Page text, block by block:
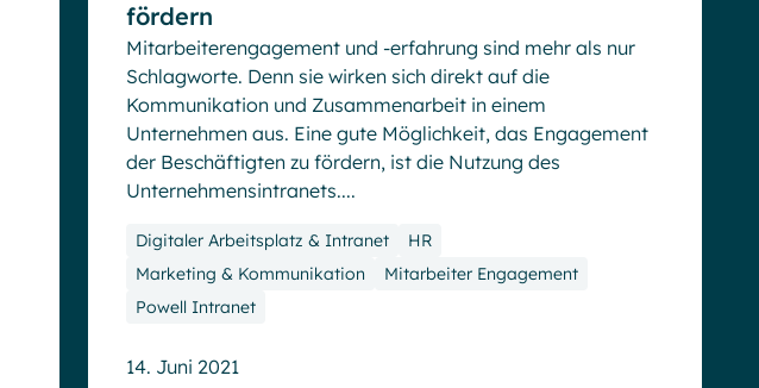
fördern
Mitarbeiterengagement und -erfahrung sind mehr als nur
Schlagworte. Denn sie wirken sich direkt auf die
Kommunikation und Zusammenarbeit in einem
Unternehmen aus. Eine gute Möglichkeit, das Engagement
der Beschäftigten zu fördern, ist die Nutzung des
Unternehmensintranets....
Digitaler Arbeitsplatz & Intranet
HR
Marketing & Kommunikation
Mitarbeiter Engagement
Powell Intranet
14. Juni 2021